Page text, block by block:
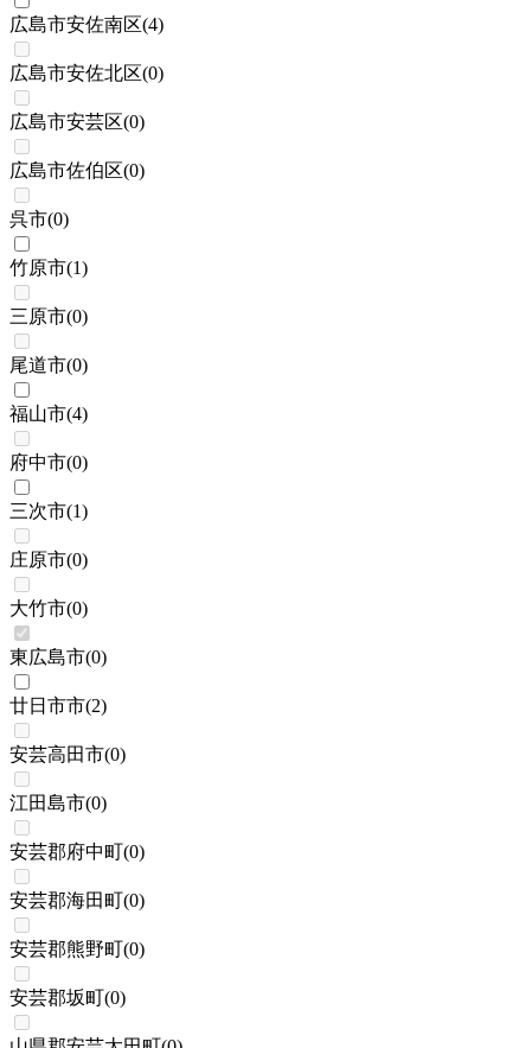
広島市安佐南区(4)
広島市安佐北区(0)
広島市安芸区(0)
広島市佐伯区(0)
呉市(0)
竹原市(1)
三原市(0)
尾道市(0)
福山市(4)
府中市(0)
三次市(1)
庄原市(0)
大竹市(0)
東広島市(0)
廿日市市(2)
安芸高田市(0)
江田島市(0)
安芸郡府中町(0)
安芸郡海田町(0)
安芸郡熊野町(0)
安芸郡坂町(0)